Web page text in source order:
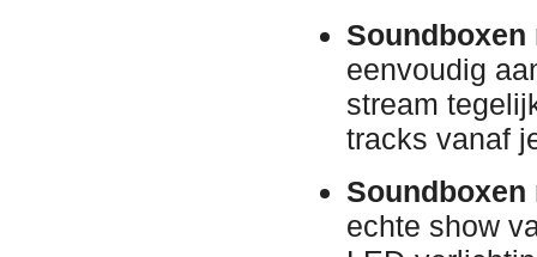
eenvoudig
stream
tracks vanaf
echte show